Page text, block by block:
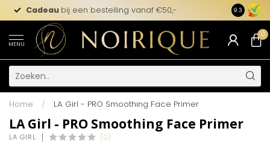
Cadeau bij een bestelling vanaf €50,- 9.3
MENU
0
Home / LA Girl - PRO Smoothing Face Primer
LA Girl - PRO Smoothing Face Primer
LA GIRL (0)